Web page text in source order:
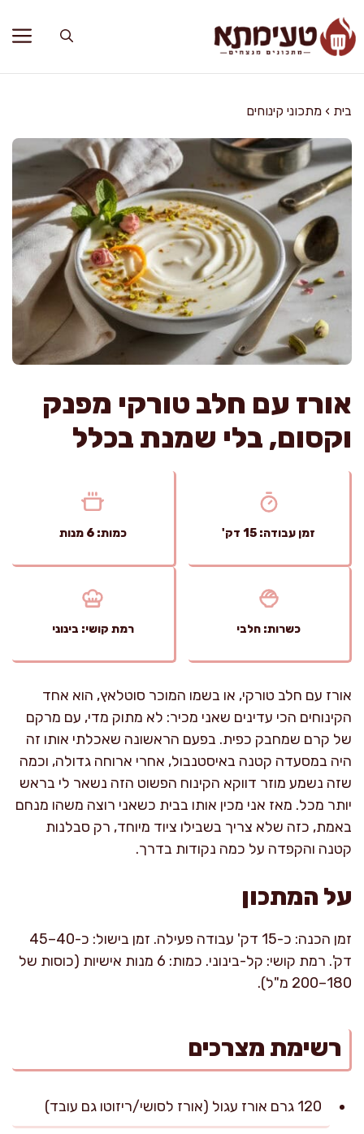
לתוכן
בית › מתכוני קינוחים
אורז עם חלב טורקי מפנק
וקסום, בלי שמנת בכלל
זמן עבודה: 15 דק' כמות: 6 מנות
כשרות: חלבי רמת קושי: בינוני
אורז עם חלב טורקי, או בשמו המוכר סוטלאץ, הוא אחד
הקינוחים הכי עדינים שאני מכיר: לא מתוק מדי, עם מרקם
של קרם שמחבק כפית. בפעם הראשונה שאכלתי אותו זה
היה במסעדה קטנה באיסטנבול, אחרי ארוחה גדולה, וכמה
שזה נשמע מוזר דווקא הקינוח הפשוט הזה נשאר לי בראש
יותר מכל. מאז אני מכין אותו בבית כשאני רוצה משהו מנחם
באמת, כזה שלא צריך בשבילו ציוד מיוחד, רק סבלנות
קטנה והקפדה על כמה נקודות בדרך.
על המתכון
זמן הכנה: כ-15 דק' עבודה פעילה. זמן בישול: כ-40–45
דק'. רמת קושי: קל-בינוני. כמות: 6 מנות אישיות (כוסות של
180–200 מ"ל).
רשימת מצרכים
120 גרם אורז עגול (אורז לסושי/ריזוטו גם עובד)